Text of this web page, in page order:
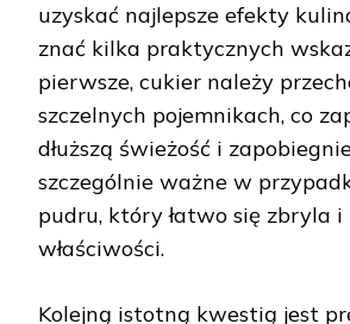
uzyskać najlepsze efekty
znać kilka praktycznych
pierwsze, cukier należy
szczelnych pojemnikach, co
dłuższą świeżość i
szczególnie ważne w
pudru, który łatwo się zbryla
właściwości.
Kolejną istotną kwestią jest